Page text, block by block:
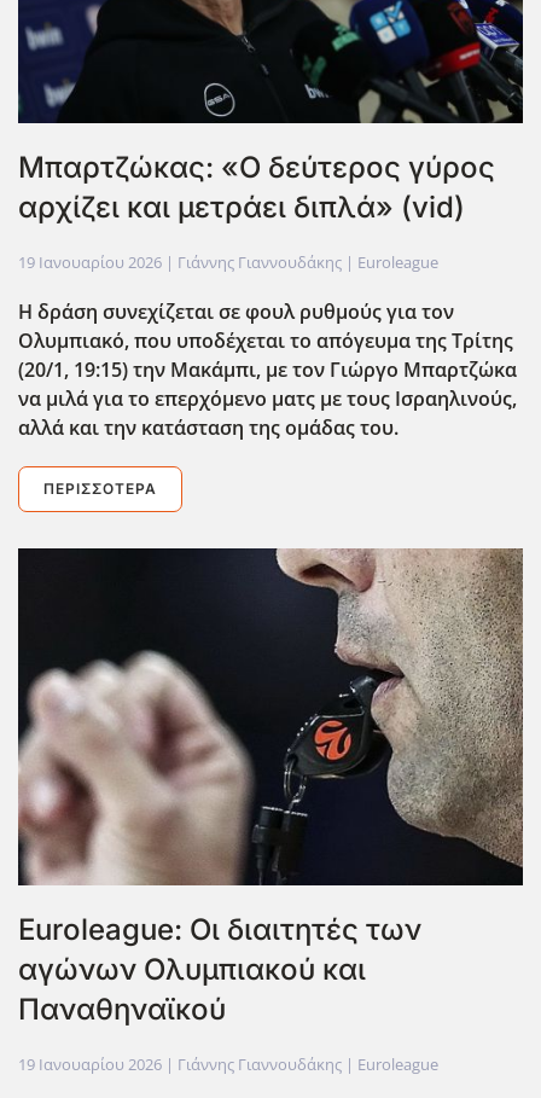
Μπαρτζώκας: «Ο δεύτερος γύρος
αρχίζει και μετράει διπλά» (vid)
19 Ιανουαρίου 2026 | Γιάννης Γιαννουδάκης | Euroleague
Η δράση συνεχίζεται σε φουλ ρυθμούς για τον
Ολυμπιακό, που υποδέχεται το απόγευμα της Τρίτης
(20/1, 19:15) την Μακάμπι, με τον Γιώργο Μπαρτζώκα
να μιλά για το επερχόμενο ματς με τους Ισραηλινούς,
αλλά και την κατάσταση της ομάδας του.
ΠΕΡΙΣΣΌΤΕΡΑ
Euroleague: Οι διαιτητές των
αγώνων Ολυμπιακού και
Παναθηναϊκού
19 Ιανουαρίου 2026 | Γιάννης Γιαννουδάκης | Euroleague